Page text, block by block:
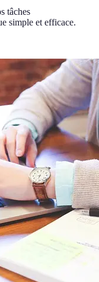
tâches
simple et efficace.